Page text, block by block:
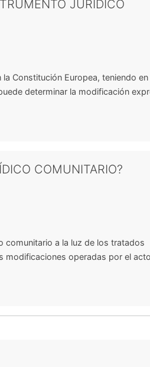
JURÍDICO
Constitución Europea, teniendo en
determinar la modificación
COMUNITARIO?
comunitario a la luz de los tratados
modificaciones operadas por el acto